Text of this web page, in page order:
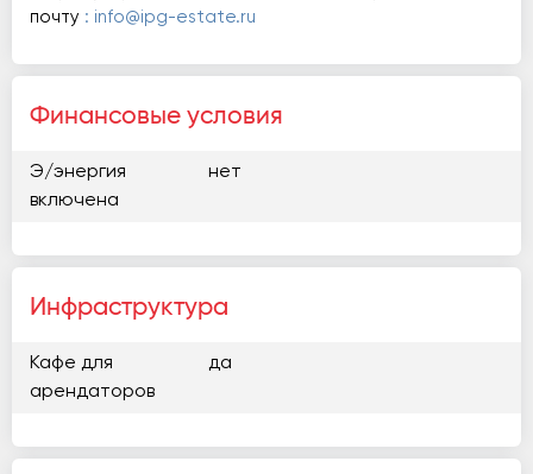
почту : info@ipg-estate.ru
Финансовые условия
Э/энергия
включена
нет
Инфраструктура
Кафе для
арендаторов
да